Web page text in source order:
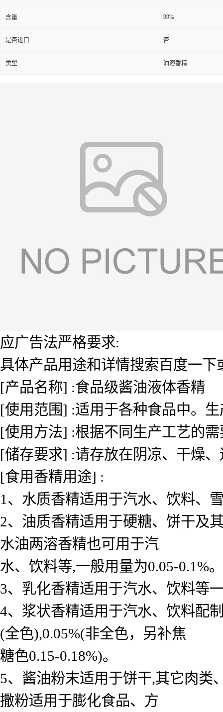
含量 99%
是否进口 否
类型 油溶香精
应广告法严格要求:
具体产品用途和详情搜索百度一
[产品名称] :食品级酱油液体香精
[使用范围] :适用于各种食品中。
[使用方法] :根据不同生产工艺的
[储存要求] :请存放在阴凉、干燥
[食用香精用途] :
1、水质香精适用于汽水、饮料、
2、油质香精适用于硬糖、饼干及
水油两溶香精也可用于汽
水、饮料等,一般用量为0.05-0.1%。
3、乳化香精适用于汽水、饮料等
4、浆状香精适用于汽水、饮料配
(全色),0.05%(非全色，另补焦
糖色0.15-0.18%)。
5、酱油粉末适用于饼干,其它肉类
撒粉适用于膨化食品、方